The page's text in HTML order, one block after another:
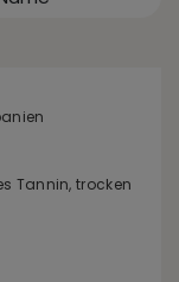
Tannin, trocken